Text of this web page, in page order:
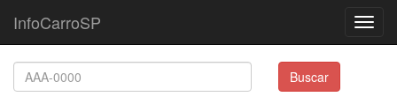
InfoCarroSP
Buscar